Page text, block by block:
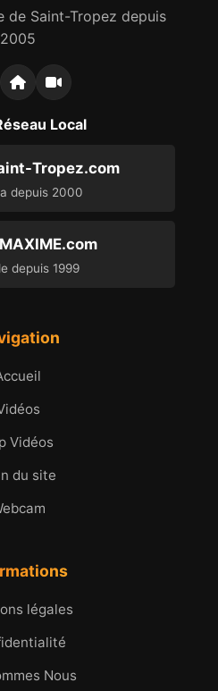
de Saint-Tropez depuis
2005
Local
Tropez.com
depuis 2000
depuis 1999
Vidéos
du site
légales
Nous